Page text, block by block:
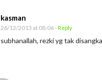
kasman
26/12/2013 at 08:06- Reply
subhanallah, rezki yg tak